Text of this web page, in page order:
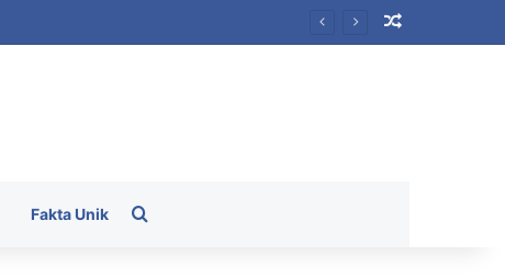
Fakta Unik